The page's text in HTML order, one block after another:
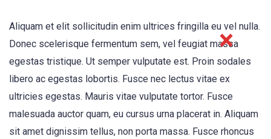
Aliquam et elit sollicitudin enim ultrices fringilla eu vel nulla.
Donec scelerisque fermentum sem, vel feugiat massa
egestas tristique. Ut semper vulputate est. Proin sodales
libero ac egestas lobortis. Fusce nec lectus vitae ex
ultricies egestas. Mauris vitae vulputate tortor. Fusce
malesuada auctor quam, eu cursus urna placerat in. Aliquam
sit amet dignissim tellus, non porta massa. Fusce rhoncus